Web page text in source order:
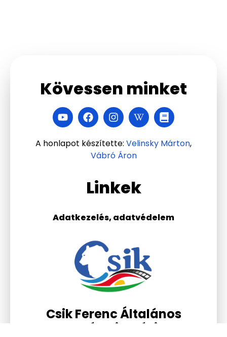
Csik Ferenc Általános
Iskola és Gimnázium
Linkek
Adatkezelés, adatvédelem
Kövessen minket
A honlapot készítette: Velinsky Márton,
Vábró Áron